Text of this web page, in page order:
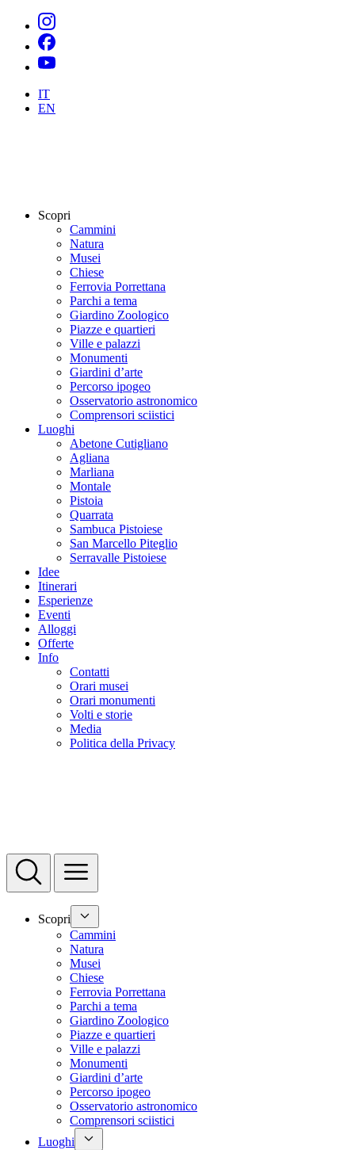
IT
EN
Scopri
Cammini
Natura
Musei
Chiese
Ferrovia Porrettana
Parchi a tema
Giardino Zoologico
Piazze e quartieri
Ville e palazzi
Monumenti
Giardini d’arte
Percorso ipogeo
Osservatorio astronomico
Comprensori sciistici
Luoghi
Abetone Cutigliano
Agliana
Marliana
Montale
Pistoia
Quarrata
Sambuca Pistoiese
San Marcello Piteglio
Serravalle Pistoiese
Idee
Itinerari
Esperienze
Eventi
Alloggi
Offerte
Info
Contatti
Orari musei
Orari monumenti
Volti e storie
Media
Politica della Privacy
Scopri
Cammini
Natura
Musei
Chiese
Ferrovia Porrettana
Parchi a tema
Giardino Zoologico
Piazze e quartieri
Ville e palazzi
Monumenti
Giardini d’arte
Percorso ipogeo
Osservatorio astronomico
Comprensori sciistici
Luoghi